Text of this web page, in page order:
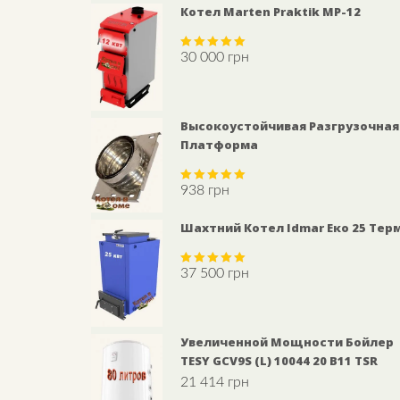
Котел Marten Praktik МP-12
Rated5.00
30 000 грн
Высокоустойчивая Разгрузочная
Платформа
Rated5.00
out of 5
938 грн
Шахтний Котел Idmar Еко 25
Rated 5.00
37 500 грн
Увеличенной Мощности Бойлер
TESY GCV9S (L) 10044 20 B11 TSR
21 414 грн